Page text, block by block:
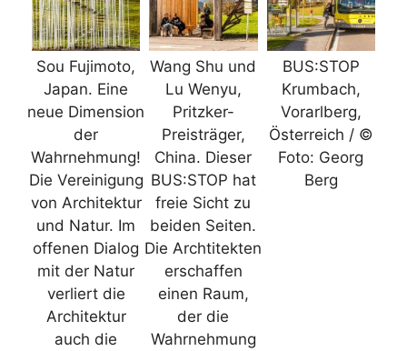
Sou Fujimoto,
Japan. Eine
neue Dimension
der
Wahrnehmung!
Die Vereinigung
von Architektur
und Natur. Im
offenen Dialog
mit der Natur
verliert die
Architektur
auch die
Wang Shu und
Lu Wenyu,
Pritzker-
Preisträger,
China. Dieser
BUS:STOP hat
freie Sicht zu
beiden Seiten.
Die Archtitekten
erschaffen
einen Raum,
der die
Wahrnehmung
BUS:STOP
Krumbach,
Vorarlberg,
Österreich / ©
Foto: Georg
Berg